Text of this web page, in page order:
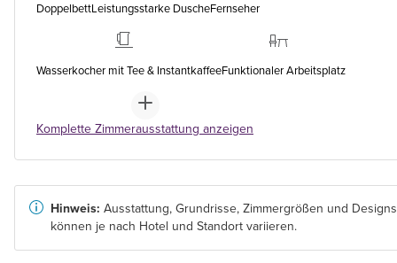
DoppelbettLeistungsstarke DuscheFernseher
Wasserkocher mit Tee & InstantkaffeeFunktionaler Arbeitsplatz
Komplette Zimmerausstattung anzeigen
Hinweis: Ausstattung, Grundrisse, Zimmergrößen und Designs
können je nach Hotel und Standort variieren.